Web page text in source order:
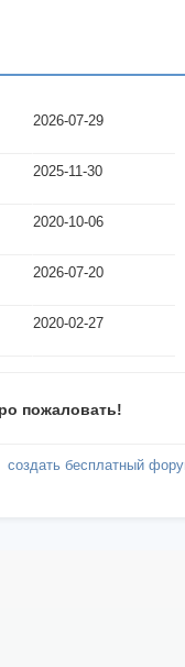
2026-07-29
2025-11-30
2020-10-06
2026-07-20
2020-02-27
пожаловать!
создать бесплатный